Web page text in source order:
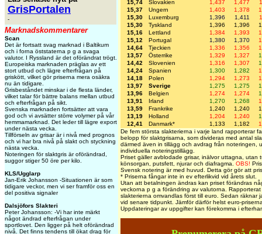
GrisPortalen
-
Marknadskommentarer
Scan
Det är fortsatt svag marknad i Baltikum
och i forna öststaterna p g a svaga
valutor. I Ryssland är det oförändrat trögt.
Europeiska marknaden präglas av ett
stort utbud och lägre efterfrågan på
griskött, vilket gör priserna mera osäkra
nu än tidigare.
Grisbeståndet minskar i de flesta länder,
vilket talar för bättre balans mellan utbud
och efterfrågan på sikt.
Svenska marknaden fortsätter att vara
god och vi avsätter större volymer på vår
hemmamarknad. Det leder till lägre export
under nästa vecka.
Tillförseln av grisar är i nivå med prognos
och vi har bra nivå på slakt och styckning
nästa vecka.
Noteringen för slaktgris är oförändrad,
suggor stiger 50 öre per kilo.
KLS/Ugglarp
Jan-Erik Johansson -Situationen är som
tidigare veckor, men vi ser framför oss en
del positiva signaler
Dalsjöfors Slakteri
Peter Johansson: -Vi har inte märkt
något ändrad efterfrågan under
sportlovet. Den ligger på helt oförändrad
nivå. Det finns tendens till ökat drag för
15,74
Slovakien 1,437 1,477
15,37
Ungern 1,403 1,378
15,30
Luxemburg 1,396 1,411
15,30
Tyskland 1,396 1,396
15,16
Lettland 1,384 1,393
15,12
Portugal 1,380 1,370
14,64
Tjeckien 1,336 1,356
13,57
Österrike 1,329 1,327
14,42
Slovenien 1,316 1,307
14,24
Spanien 1,300 1,282
14,18
Polen 1,294 1,273
13,97
Sverige 1,275 1,275
13,96
Belgien 1,274 1,274
13,91
Irland 1,270 1,268
13,59
Frankrike 1,240 1,240
13,19
Holland 1,204 1,240
12,41
Danmark* 1,133 1,182
De fem största slakterierna i varje land rapporterar
belopp för slaktgrisarna, som divideras med antal
därmed även in tillägg och avdrag från noteringen,
individuella noteringstillägg.
Priset gäller avblodade grisar, inälvor uttagna, utan
könsorgan, putsfett, njurar och diafragma. OBS!
Svensk notering är med huvud. Detta gör gör att
* Priserna fångar inte in ev efterlikvid vid årets slut.
Utan att betalningen ändras kan priset förändras
veckorna p g a förändring av valutorna. Rapporterat
slakterierna omvandlas först till euro. Sedan räknar
vid senare tidpunkt. Jämför därför helst euro-
Uppdateringar av uppgifter kan förekomma i